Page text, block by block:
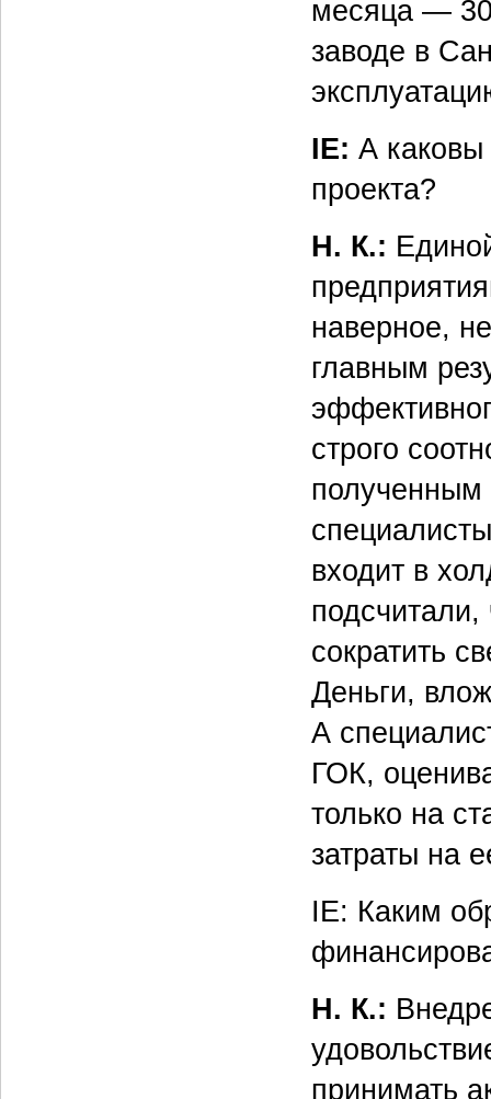
месяца —
заводе в
IE: А каковы
проекта?
Н. К.:
наверное,
главным
строго
входит в
сократить
Деньги,
А
ГОК,
только на
затраты на
IE: Каким
Н. К.:
принимать